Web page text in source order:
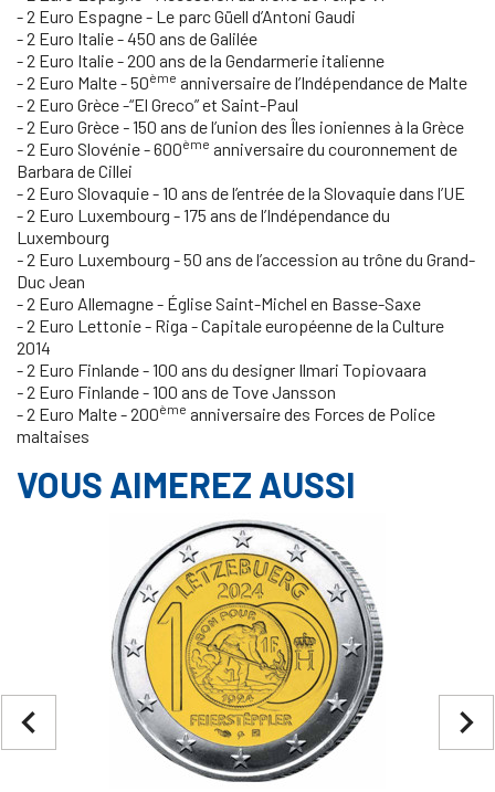
- 2 Euro Espagne - Le parc Güell d’Antoni Gaudi
- 2 Euro Italie - 450 ans de Galilée
- 2 Euro Italie - 200 ans de la Gendarmerie italienne
- 2 Euro Malte - 50ème anniversaire de l’Indépendance de Malte
- 2 Euro Grèce -“El Greco” et Saint-Paul
- 2 Euro Grèce -150 ans de l’union des Îles ioniennes à la Grèce
- 2 Euro Slovénie - 600ème anniversaire du couronnement de
Barbara de Cillei
- 2 Euro Slovaquie - 10 ans de l’entrée de la Slovaquie dans l’UE
- 2 Euro Luxembourg - 175 ans de l’Indépendance du
Luxembourg
-2 Euro Luxembourg - 50 ans de l’accession au trône du Grand-
Duc Jean
- 2 Euro Allemagne - Église Saint-Michel en Basse-Saxe
- 2 Euro Lettonie - Riga - Capitale européenne de la Culture
2014
- 2 Euro Finlande - 100 ans du designer Ilmari Topiovaara
-2 Euro Finlande -100 ans de Tove Jansson
- 2 Euro Malte - 200ème anniversaire des Forces de Police
maltaises
VOUS AIMEREZ AUSSI
navigate_next
navigate_before